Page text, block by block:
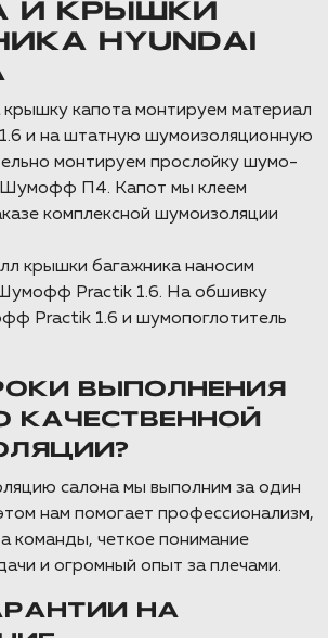
И КРЫШКИ
HYUNDAI
капота монтируем материал
и на штатную шумоизоляционную
монтируем прослойку шумо-
Шумофф П4. Капот мы клеем
комплексной шумоизоляции
крышки багажника наносим
Practik 1.6. На обшивку
Practik 1.6 и шумопоглотитель
ВЫПОЛНЕНИЯ
КАЧЕСТВЕННОЙ
салона мы выполним за один
нам помогает профессионализм,
команды, четкое понимание
и огромный опыт за плечами.
НА